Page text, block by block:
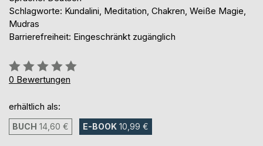
Schlagworte: Kundalini, Meditation, Chakren, Weiße Magie,
Mudras
Barrierefreiheit: Eingeschränkt zugänglich
Bewertung::
0%
0 Bewertungen
erhältlich als:
BUCH 14,60 € E-BOOK 10,99 €